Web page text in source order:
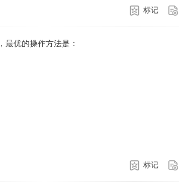
标记
最优的操作方法是：
标记